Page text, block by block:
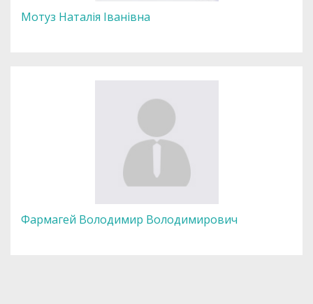
Мотуз Наталія Іванівна
Фармагей Володимир Володимирович